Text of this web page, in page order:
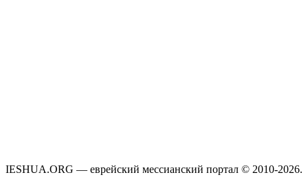
IESHUA.ORG — еврейский мессианский портал © 2010-2026.